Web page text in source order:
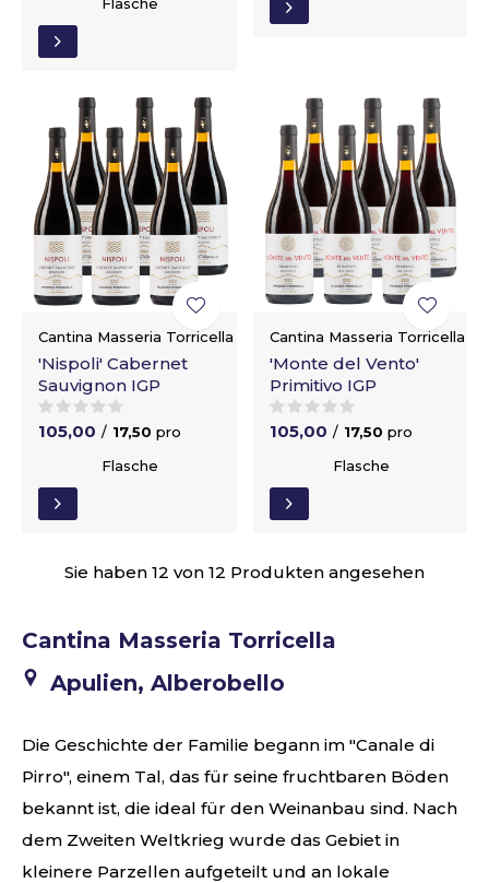
Cantina Masseria Torricella
'Nispoli' Cabernet
Sauvignon IGP
105,00 / 17,50 pro
Flasche
Cantina Masseria Torricella
'Monte del Vento'
Primitivo IGP
105,00 / 17,50 pro
Flasche
Sie haben 12 von 12 Produkten angesehen
Cantina Masseria Torricella
Apulien, Alberobello
Die Geschichte der Familie begann im "Canale di
Pirro", einem Tal, das für seine fruchtbaren Böden
bekannt ist, die ideal für den Weinanbau sind. Nach
dem Zweiten Weltkrieg wurde das Gebiet in
kleinere Parzellen aufgeteilt und an lokale